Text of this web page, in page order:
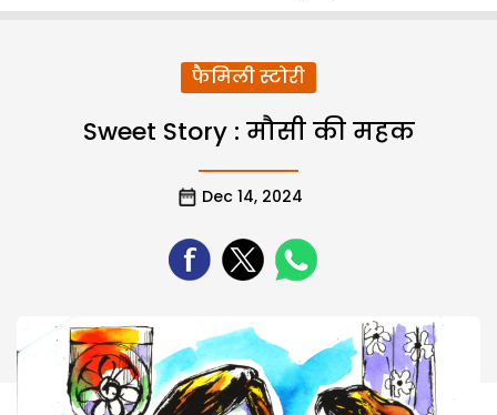
फैमिली स्टोरी
Sweet Story : मौसी की महक
Dec 14, 2024